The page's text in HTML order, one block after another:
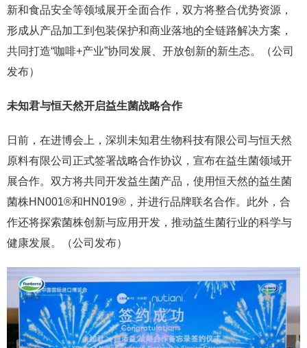
新和食品安全等领域展开全面合作，双方将整合优势资源，
形成从产品加工到包装保护和商业落地的全链路解决方案，
共同打造“咖啡+产业”协同发展、开放创新的新生态。（公司
发布）
未知君与恒天然开启益生菌战略合作
日前，在进博会上，深圳未知君生物科技有限公司与恒天然
原料有限公司正式签署战略合作协议，宣布在益生菌领域开
展合作。双方将共同开发益生菌产品，使用恒天然的益生菌
菌株HN001®和HN019®，并进行品牌联名合作。此外，合
作还将探索菌株创新与应用开发，推动益生菌行业的科学与
健康发展。（公司发布）